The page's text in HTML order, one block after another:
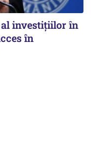
investițiilor în
în